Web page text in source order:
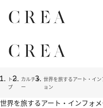
トッ
プ
カルチャ
ー
世界を旅するアート・イン
ョン
世界を旅するアート・インフォ